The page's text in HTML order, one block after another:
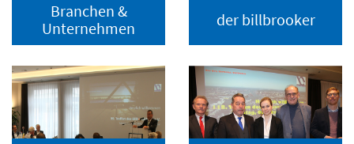
Branchen &
Unternehmen
der billbrooker